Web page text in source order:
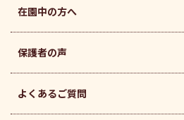
在園中の方へ
保護者の声
よくあるご質問